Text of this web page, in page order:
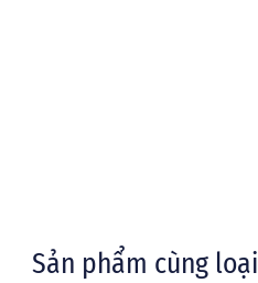
Sản phẩm cùng loại